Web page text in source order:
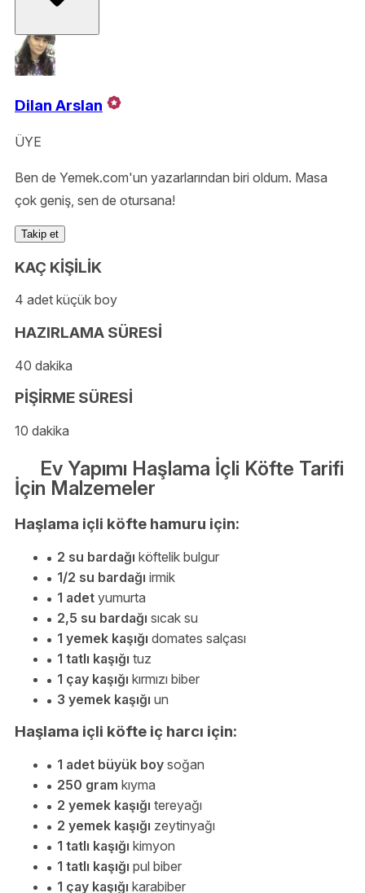
Dilan Arslan
ÜYE
Ben de Yemek.com'un yazarlarından biri oldum. Masa
çok geniş, sen de otursana!
Takip et
KAÇ KİŞİLİK
4 adet küçük boy
HAZIRLAMA SÜRESİ
40 dakika
PİŞİRME SÜRESİ
10 dakika
Ev Yapımı Haşlama İçli Köfte Tarifi
İçin Malzemeler
Haşlama içli köfte hamuru için:
2 su bardağı köftelik bulgur
1/2 su bardağı irmik
1 adet yumurta
2,5 su bardağı sıcak su
1 yemek kaşığı domates salçası
1 tatlı kaşığı tuz
1 çay kaşığı kırmızı biber
3 yemek kaşığı un
Haşlama içli köfte iç harcı için:
1 adet büyük boy soğan
250 gram kıyma
2 yemek kaşığı tereyağı
2 yemek kaşığı zeytinyağı
1 tatlı kaşığı kimyon
1 tatlı kaşığı pul biber
1 çay kaşığı karabiber